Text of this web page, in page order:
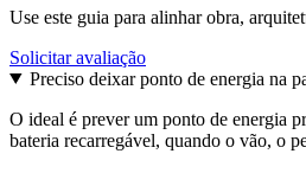
Use este guia para alinhar obra,
Solicitar avaliação
Preciso deixar ponto de energia na
O ideal é prever um ponto de energia
bateria recarregável, quando o vão, o